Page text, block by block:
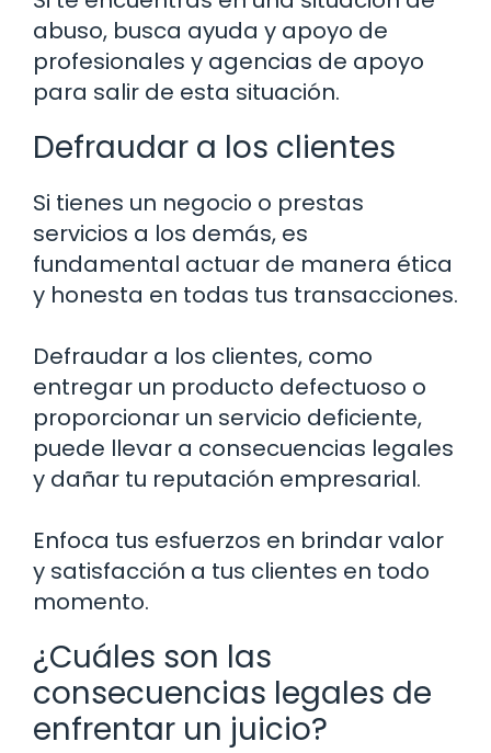
abuso, busca ayuda y apoyo de
profesionales y agencias de apoyo
para salir de esta situación.
Defraudar a los clientes
Si tienes un negocio o prestas
servicios a los demás, es
fundamental actuar de manera ética
y honesta en todas tus transacciones.
Defraudar a los clientes, como
entregar un producto defectuoso o
proporcionar un servicio deficiente,
puede llevar a consecuencias legales
y dañar tu reputación empresarial.
Enfoca tus esfuerzos en brindar valor
y satisfacción a tus clientes en todo
momento.
¿Cuáles son las
consecuencias legales de
enfrentar un juicio?